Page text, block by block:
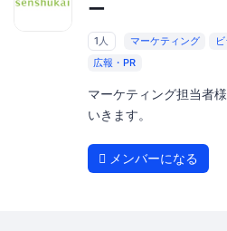
ー
1人 マーケティング
広報・PR
マーケティング担当者
いきます。
メンバーになる